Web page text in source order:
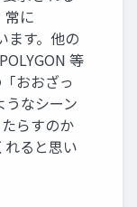
常に
ます。他の
等
おおざっ
うなシーン
らすのか
れると思い